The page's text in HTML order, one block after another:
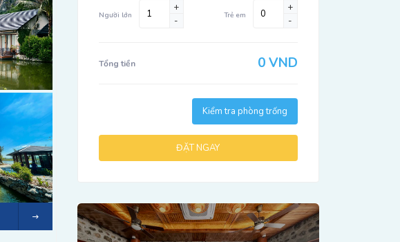
Người lớn
+
-
Trẻ em
+
-
Tổng tiền 0 VND
Kiểm tra phòng trống
ĐẶT NGAY